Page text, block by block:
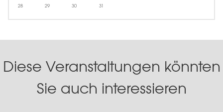
28 29 30 31
Diese Veranstaltungen könnten
Sie auch interessieren